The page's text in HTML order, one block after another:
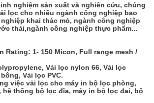
nghiệm sản xuất và nghiên cứu, chúng
lọc cho nhiều ngành công nghiệp bao
khai thác mỏ, ngành công nghiệp
thải,ngành công nghiệp thực phẩm...
Rating: 1- 150 Micon, Full range mesh /
Vải lọc nylon 66, Vải lọc
Vải lọc PVC.
việc vải lọc cho máy in bộ lọc phòng,
hệ thống bộ lọc đĩa, máy in bộ lọc đai, bộ